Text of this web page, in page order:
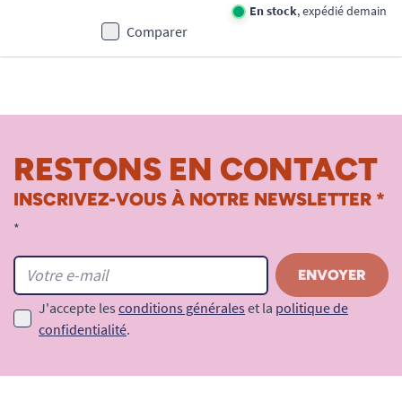
En stock, expédié demain
Comparer
RESTONS EN CONTACT
INSCRIVEZ-VOUS À NOTRE NEWSLETTER *
*
J'accepte les conditions générales et la politique de
confidentialité.